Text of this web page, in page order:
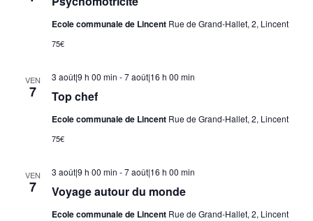
Ecole communale de Lincent Rue de Grand-Hallet, 2, Lincent
75€
VEN
7 Top chef
3 août|9 h 00 min -7 août|16 h 00 min
Ecole communale de Lincent Rue de Grand-Hallet, 2, Lincent
75€
VEN
7 Voyage autour du monde
3 août|9 h 00 min -7 août|16 h 00 min
Ecole communale de Lincent Rue de Grand-Hallet, 2, Lincent